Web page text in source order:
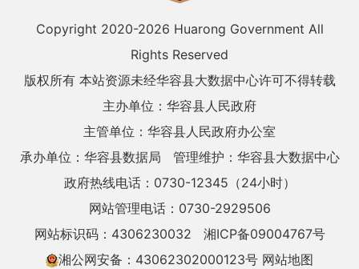
Copyright 2020-2026 Huarong Government All
Rights Reserved
版权所有 本站资源未经华容县大数据中心许可不得转载
主办单位：华容县人民政府
主管单位：华容县人民政府办公室
承办单位：华容县数据局
管理维护：华容县大数据中心
政府热线电话：0730-12345（24小时）
网站管理电话：0730-2929506
网站标识码：4306230032
湘ICP备09004767号
湘公网安备：43062302000123号 网站地图